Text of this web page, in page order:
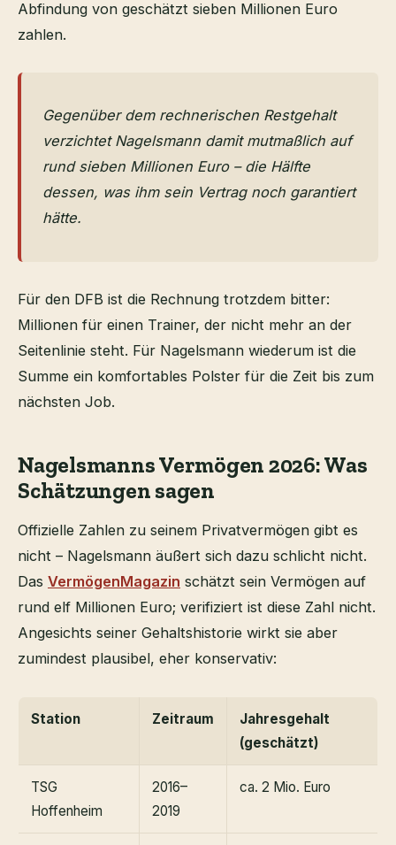
Abfindung von geschätzt sieben Millionen Euro
zahlen.
Gegenüber dem rechnerischen Restgehalt
verzichtet Nagelsmann damit mutmaßlich auf
rund sieben Millionen Euro – die Hälfte
dessen, was ihm sein Vertrag noch garantiert
hätte.
Für den DFB ist die Rechnung trotzdem bitter:
Millionen für einen Trainer, der nicht mehr an der
Seitenlinie steht. Für Nagelsmann wiederum ist die
Summe ein komfortables Polster für die Zeit bis zum
nächsten Job.
Nagelsmanns Vermögen 2026: Was
Schätzungen sagen
Offizielle Zahlen zu seinem Privatvermögen gibt es
nicht – Nagelsmann äußert sich dazu schlicht nicht.
Das VermögenMagazin schätzt sein Vermögen auf
rund elf Millionen Euro; verifiziert ist diese Zahl nicht.
Angesichts seiner Gehaltshistorie wirkt sie aber
zumindest plausibel, eher konservativ:
Station Zeitraum
Jahresgehalt
(geschätzt)
TSG
Hoffenheim
2016–
2019
ca. 2 Mio. Euro